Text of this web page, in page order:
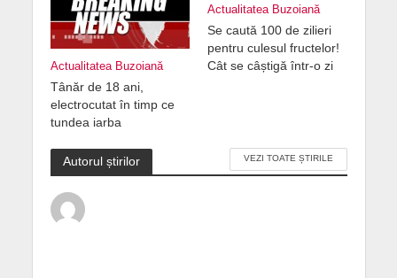
Actualitatea Buzoiană
Tânăr de 18 ani,
electrocutat în timp ce
tundea iarba
Actualitatea Buzoiană
Se caută 100 de zilieri
pentru culesul fructelor!
Cât se câștigă într-o zi
Autorul știrilor VEZI TOATE ȘTIRILE